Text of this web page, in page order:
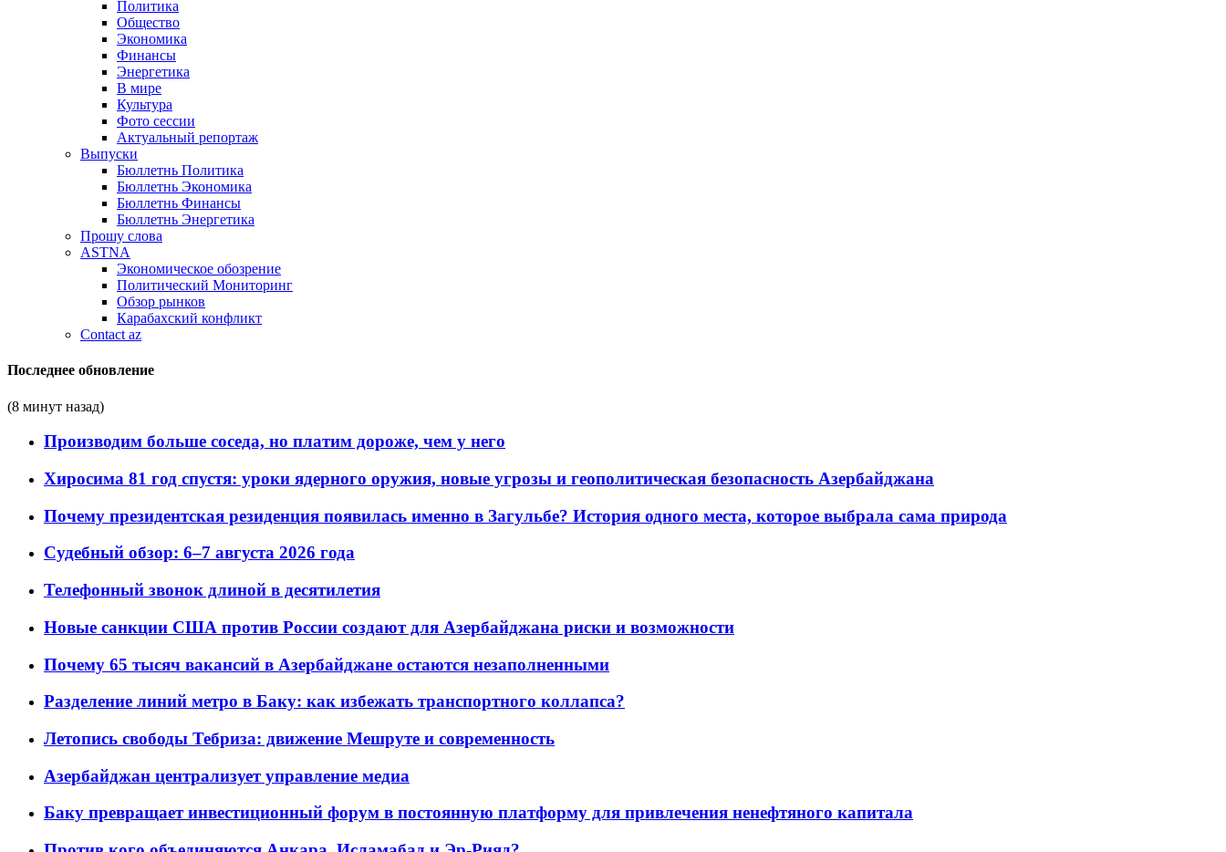
Политика
Общество
Экономика
Финансы
Энергетика
В мире
Культура
Фото сессии
Актуальный репортаж
Выпуски
Бюллетнь Политика
Бюллетнь Экономика
Бюллетнь Финансы
Бюллетнь Энергетика
Прошу слова
ASTNA
Экономическое обозрение
Политический Мониторинг
Обзор рынков
Карабахский конфликт
Contact az
Последнее обновление
(8 минут назад)
Производим больше соседа, но платим дороже, чем у него
Хиросима 81 год спустя: уроки ядерного оружия, новые угрозы и геополитическая безопасность Азербайджана
Почему президентская резиденция появилась именно в Загульбе? История одного места, которое выбрала сама природа
Судебный обзор: 6–7 августа 2026 года
Телефонный звонок длиной в десятилетия
Новые санкции США против России создают для Азербайджана риски и возможности
Почему 65 тысяч вакансий в Азербайджане остаются незаполненными
Разделение линий метро в Баку: как избежать транспортного коллапса?
Летопись свободы Тебриза: движение Мешруте и современность
Азербайджан централизует управление медиа
Баку превращает инвестиционный форум в постоянную платформу для привлечения ненефтяного капитала